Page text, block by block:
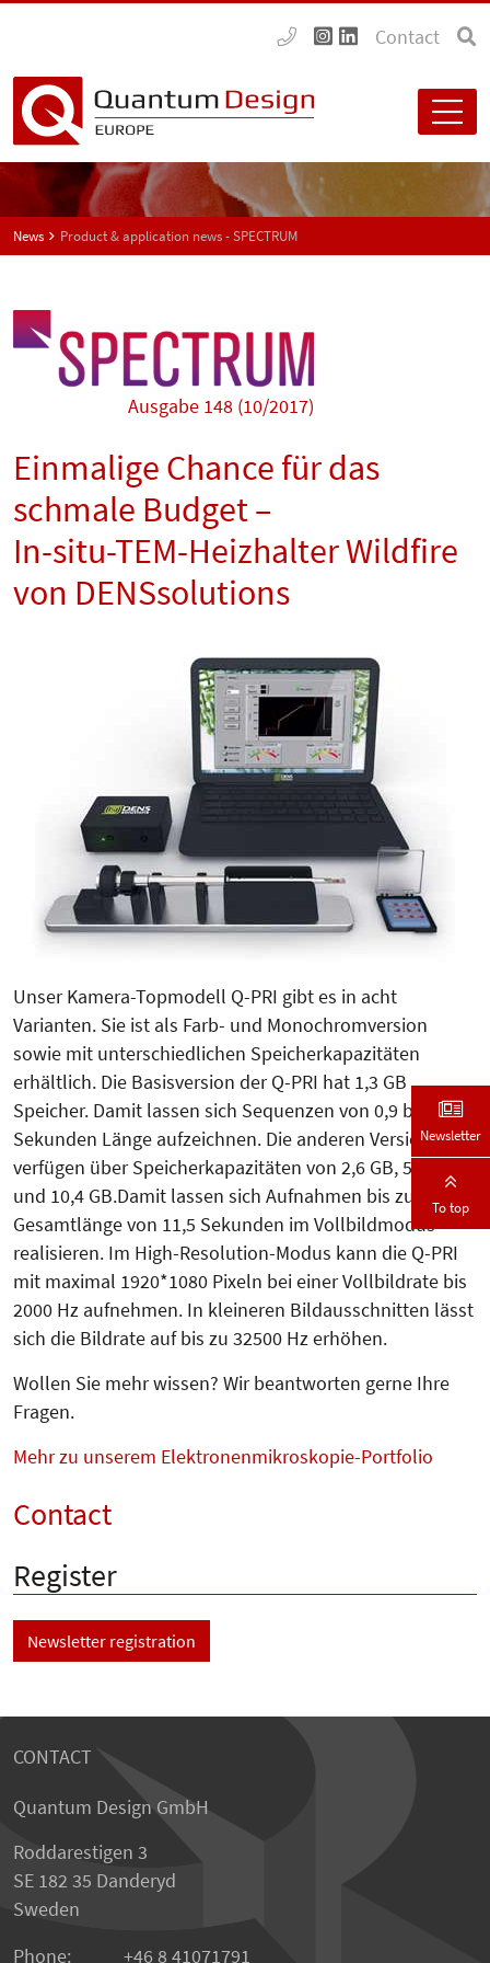
Contact
News Product & application news - SPECTRUM
Ausgabe 148 (10/2017)
Einmalige Chance für das
schmale Budget –
In-situ-TEM-Heizhalter Wildfire
von DENSsolutions
Unser Kamera-Topmodell Q-PRI gibt es in acht
Varianten. Sie ist als Farb- und Monochromversion
sowie mit unterschiedlichen Speicherkapazitäten
erhältlich. Die Basisversion der Q-PRI hat 1,3 GB
Speicher. Damit lassen sich Sequenzen von 0,9 bis 2,5
Sekunden Länge aufzeichnen. Die anderen Versionen
verfügen über Speicher­kapazitäten von 2,6 GB, 5,2 GB
und 10,4 GB.Damit lassen sich Aufnahmen bis zu einer
Gesamtlänge von 11,5 Sekunden im Vollbildmodus
realisieren. Im High-Resolution-Mo­dus kann die Q-PRI
mit maxi­mal 1920*1080 Pixeln bei einer Voll­bild­rate bis
2000 Hz aufnehmen. In kleine­ren Bildausschnitten lässt
sich die Bildrate auf bis zu 32500 Hz erhöhen.
Wollen Sie mehr wissen? Wir beantworten gerne Ihre
Fragen.
Mehr zu unserem Elektronenmikroskopie-Portfolio
Contact
Register
Newsletter registration
CONTACT
Quantum Design GmbH
Roddarestigen 3
SE 182 35 Danderyd
Sweden
Phone:
+46 8 41071791
Newsletter
To top